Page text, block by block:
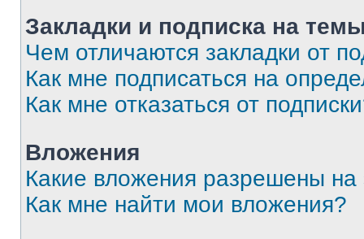
Закладки и подписка на
Чем отличаются закладки от
Как мне подписаться на
Как мне отказаться от
Вложения
Какие вложения разрешены
Как мне найти мои вложения?